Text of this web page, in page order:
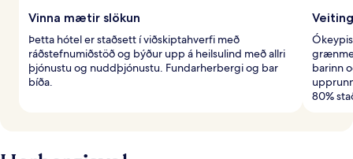
Vinna mætir slökun
Þetta hótel er staðsett í viðskiptahverfi með
ráðstefnumiðstöð og býður upp á heilsulind með allri
þjónustu og nuddþjónustu. Fundarherbergi og bar
bíða.
barinn
80%